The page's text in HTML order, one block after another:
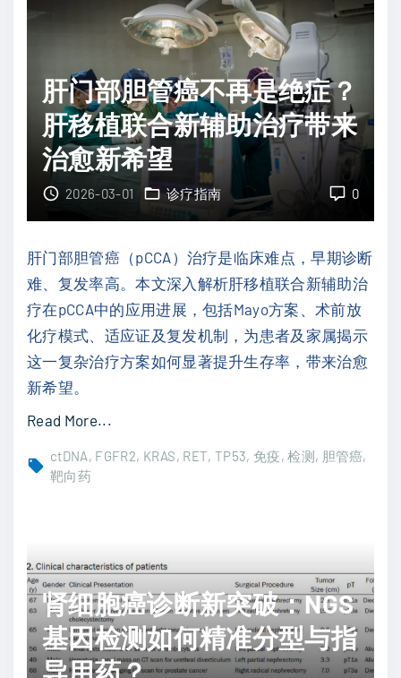
挑
战
"
复
风
险
高
？
血
t
D
N
A
检
助
与
优
化
治
肝门部胆管癌不再是绝症？
肝移植联合新辅助治疗带来
治愈新希望
0
2026-03-01 诊疗指南
肝门部胆管癌（pCCA）治疗是临床难点，早期诊断
难、复发率高。本文深入解析肝移植联合新辅助治
疗在pCCA中的应用进展，包括Mayo方案、术前放
化疗模式、适应证及复发机制，为患者及家属揭示
这一复杂治疗方案如何显著提升生存率，带来治愈
新希望。
Read More..."
癌
不
再
是
ctDNA FGFR2 KRAS RET TP53 免疫 检测 胆管癌
靶向药
肾细胞癌诊断新突破：NGS
基因检测如何精准分型与指
导用药？